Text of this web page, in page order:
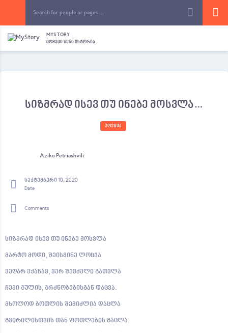
MYSTORY
ᲛᲝᲧᲔᲕᲘ ᲨᲔᲜᲘ ᲘᲡᲢᲝᲠᲘᲐ
სიზმრად ისევ თუ ინებე მოსვლა…
ᲞᲝᲔᲖᲘᲐ
Aziko Petriashvili
სექტემბერი 10, 2020
Date
Comments
სიზმრად ისევ თუ ინებე მოსვლა
მარტო მოდი, შეისმინე ლოცვა
ვეღარ ვქაჩავ, ვერ შევძელი გათვლა
ჩემი გულის, გრძნობებისგან დაცვა.
მხოლოდ ბოთლის შემიძლია დაცლა
გვირილისთვის თან ფოთლების გაცლა.